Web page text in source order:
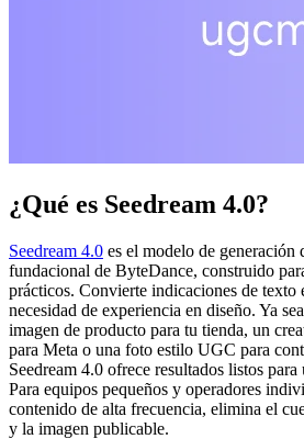
¿Qué es Seedream 4.0?
Seedream 4.0 es el modelo de generación
fundacional de ByteDance, construido
prácticos. Convierte indicaciones de texto
necesidad de experiencia en diseño. Ya
imagen de producto para tu tienda, un
para Meta o una foto estilo UGC para
Seedream 4.0 ofrece resultados listos
Para equipos pequeños y operadores
contenido de alta frecuencia, elimina el
y la imagen publicable.